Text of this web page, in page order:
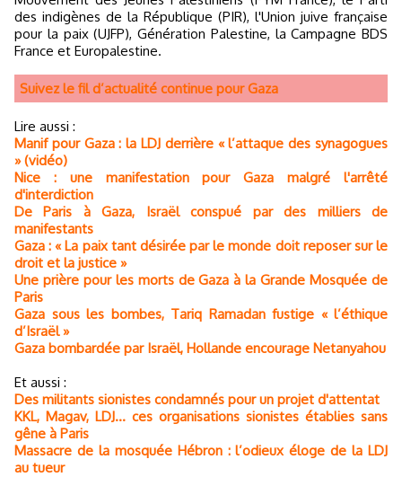
des indigènes de la République (PIR), l'Union juive française
pour la paix (UJFP), Génération Palestine, la Campagne BDS
France et Europalestine.
Suivez le fil d’actualité continue pour Gaza
Lire aussi :
Manif pour Gaza : la LDJ derrière « l’attaque des synagogues
» (vidéo)
Nice : une manifestation pour Gaza malgré l'arrêté
d'interdiction
De Paris à Gaza, Israël conspué par des milliers de
manifestants
Gaza : « La paix tant désirée par le monde doit reposer sur le
droit et la justice »
Une prière pour les morts de Gaza à la Grande Mosquée de
Paris
Gaza sous les bombes, Tariq Ramadan fustige « l’éthique
d’Israël »
Gaza bombardée par Israël, Hollande encourage Netanyahou
Et aussi :
Des militants sionistes condamnés pour un projet d'attentat
KKL, Magav, LDJ... ces organisations sionistes établies sans
gêne à Paris
Massacre de la mosquée Hébron : l’odieux éloge de la LDJ
au tueur